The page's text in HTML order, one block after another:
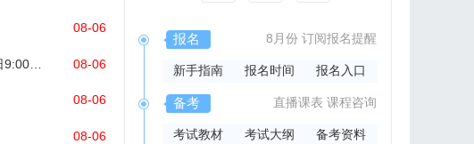
08-06
08-06
08-06
08-06
报名 8月份 订阅报名提醒
新手指南 报名时间 报名入口
备考 直播课表 课程咨询
考试教材 考试大纲
备考资料